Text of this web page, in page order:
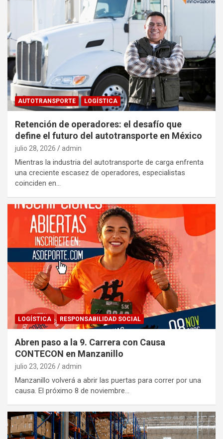
AUTOTRANSPORTE LOGÍSTICA
Retención de operadores: el desafío que
define el futuro del autotransporte en México
julio 28, 2026 admin
Mientras la industria del autotransporte de carga enfrenta
una creciente escasez de operadores, especialistas
coinciden en…
LOGÍSTICA RESPONSABILIDAD SOCIAL
Abren paso a la 9. Carrera con Causa
CONTECON en Manzanillo
julio 23, 2026 admin
Manzanillo volverá a abrir las puertas para correr por una
causa. El próximo 8 de noviembre…